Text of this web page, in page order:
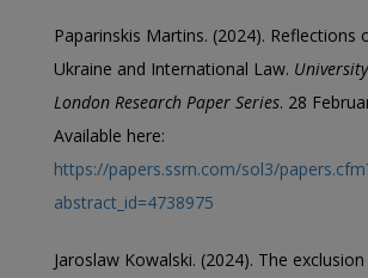
Paparinskis Martins. (2024). Reflections
Ukraine and International Law.
London Research Paper Series. 28
Available here:
https://papers.ssrn.com/sol3/
abstract_id=4738975
Jaroslaw Kowalski. (2024). The